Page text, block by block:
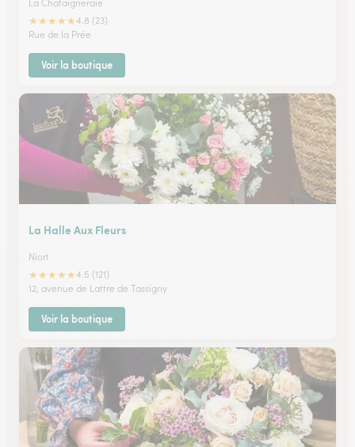
La Chataigneraie
★★★★★4.8 (23)
Rue de la Prée
Voir la boutique
La Halle Aux Fleurs
Niort
★★★★★4.5 (121)
12, avenue de Lattre de Tassigny
Voir la boutique